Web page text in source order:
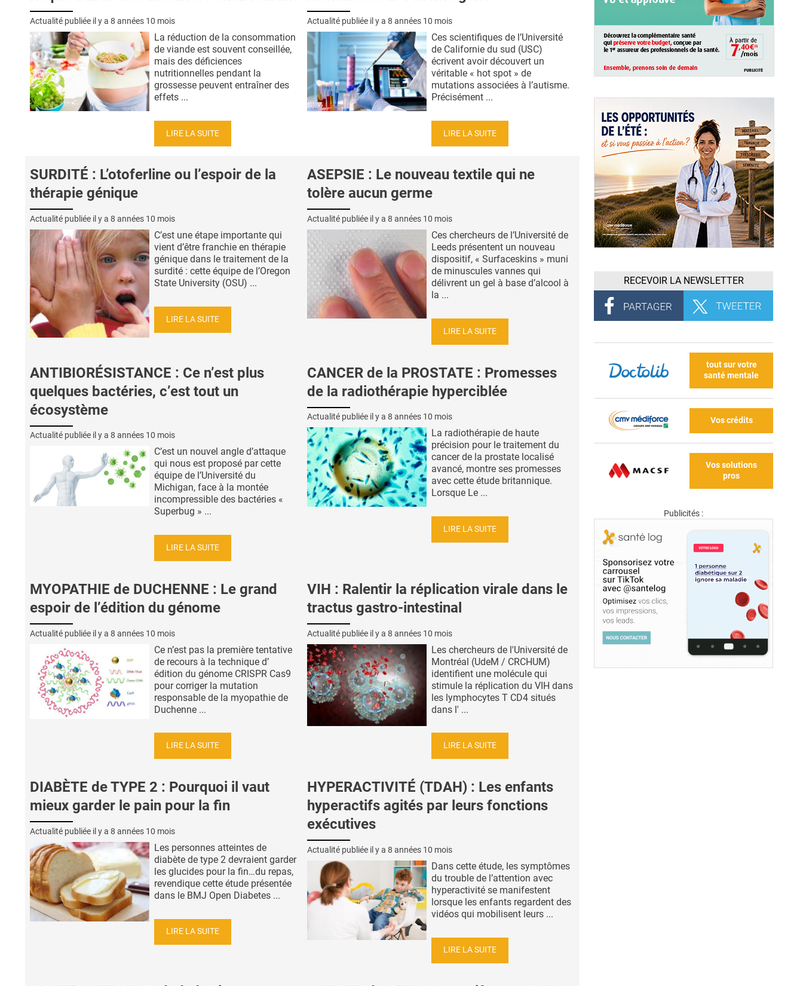
Actualité publiée il y a 8 années 10 mois
La réduction de la consommation
de viande est souvent conseillée,
mais des déficiences
nutritionnelles pendant la
grossesse peuvent entraîner des
effets ...
LIRE LA SUITE
Actualité publiée il y a 8 années 10 mois
Ces scientifiques de l’Université
de Californie du sud (USC)
écrivent avoir découvert un
véritable « hot spot » de
mutations associées à l’autisme.
Précisément ...
LIRE LA SUITE
SURDITÉ : L’otoferline ou l’espoir de la
thérapie génique
Actualité publiée il y a 8 années 10 mois
C’est une étape importante qui
vient d’être franchie en thérapie
génique dans le traitement de la
surdité : cette équipe de l’Oregon
State University (OSU) ...
LIRE LA SUITE
ASEPSIE : Le nouveau textile qui ne
tolère aucun germe
Actualité publiée il y a 8 années 10 mois
Ces chercheurs de l’Université de
Leeds présentent un nouveau
dispositif, « Surfaceskins » muni
de minuscules vannes qui
délivrent un gel à base d’alcool à
la ...
LIRE LA SUITE
ANTIBIORÉSISTANCE : Ce n’est plus
quelques bactéries, c’est tout un
écosystème
Actualité publiée il y a 8 années 10 mois
C’est un nouvel angle d’attaque
qui nous est proposé par cette
équipe de l’Université du
Michigan, face à la montée
incompressible des bactéries «
Superbug » ...
LIRE LA SUITE
CANCER de la PROSTATE : Promesses
de la radiothérapie hyperciblée
Actualité publiée il y a 8 années 10 mois
La radiothérapie de haute
précision pour le traitement du
cancer de la prostate localisé
avancé, montre ses promesses
avec cette étude britannique.
Lorsque Le ...
LIRE LA SUITE
MYOPATHIE de DUCHENNE : Le grand
espoir de l’édition du génome
Actualité publiée il y a 8 années 10 mois
Ce n’est pas la première tentative
de recours à la technique d’
édition du génome CRISPR Cas9
pour corriger la mutation
responsable de la myopathie de
Duchenne ...
LIRE LA SUITE
VIH : Ralentir la réplication virale dans le
tractus gastro-intestinal
Actualité publiée il y a 8 années 10 mois
Les chercheurs de l'Université de
Montréal (UdeM / CRCHUM)
identifient une molécule qui
stimule la réplication du VIH dans
les lymphocytes T CD4 situés
dans l' ...
LIRE LA SUITE
DIABÈTE de TYPE 2 : Pourquoi il vaut
mieux garder le pain pour la fin
Actualité publiée il y a 8 années 10 mois
Les personnes atteintes de
diabète de type 2 devraient garder
les glucides pour la fin…du repas,
revendique cette étude présentée
dans le BMJ Open Diabetes ...
LIRE LA SUITE
HYPERACTIVITÉ (TDAH) : Les enfants
hyperactifs agités par leurs fonctions
exécutives
Actualité publiée il y a 8 années 10 mois
Dans cette étude, les symptômes
du trouble de l’attention avec
hyperactivité se manifestent
lorsque les enfants regardent des
vidéos qui mobilisent leurs ...
LIRE LA SUITE
RECEVOIR LA NEWSLETTER
tout sur votre
santé mentale
Vos crédits
Vos solutions
pros
Publicités :